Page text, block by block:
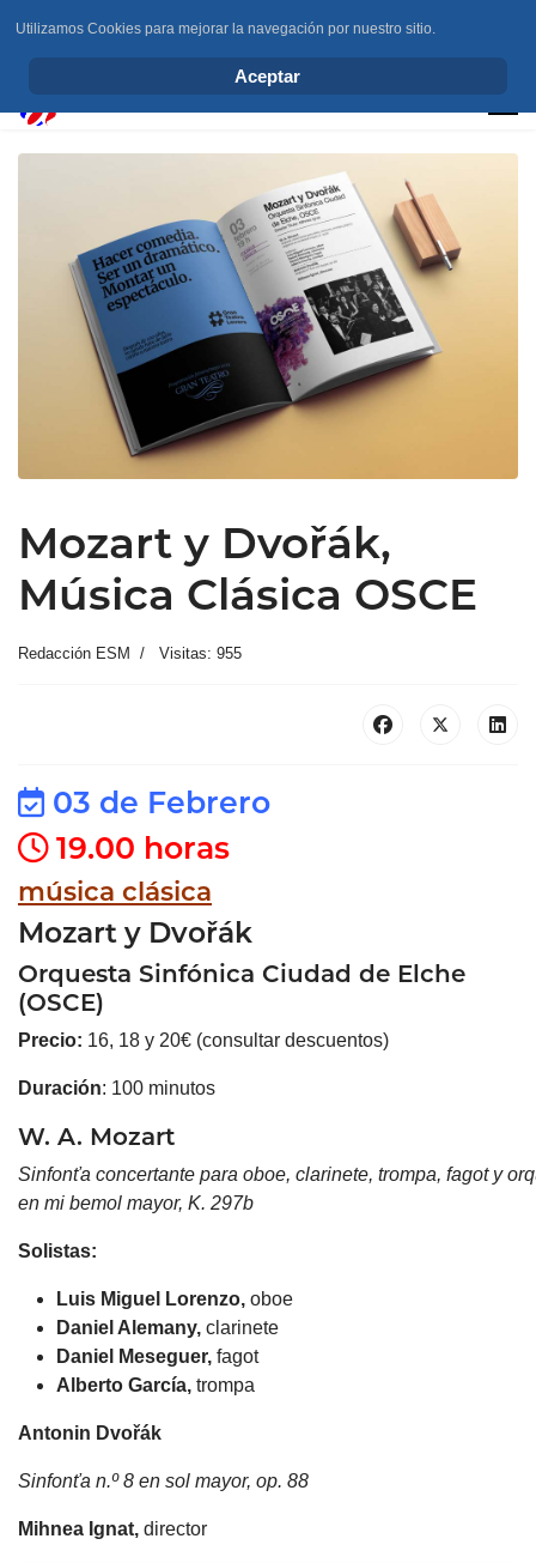
Mozart y Dvořák,
Música Clásica OSCE
Redacción ESM Visitas: 955
03 de Febrero
19.00 horas
música clásica
Mozart y Dvořák
Orquesta Sinfónica Ciudad de Elche
(OSCE)
Precio: 16, 18 y 20€ (consultar descuentos)
Duración: 100 minutos
W. A. Mozart
Sinfonťa concertante para oboe, clarinete, trompa, fagot y
en mi bemol mayor, K. 297b
Solistas:
Luis Miguel Lorenzo, oboe
Daniel Alemany, clarinete
Daniel Meseguer, fagot
Alberto García, trompa
Antonin Dvořák
Sinfonťa n.º 8 en sol mayor, op. 88
Mihnea Ignat, director
Utilizamos Cookies para mejorar la navegación por nuestro sitio.
Aceptar